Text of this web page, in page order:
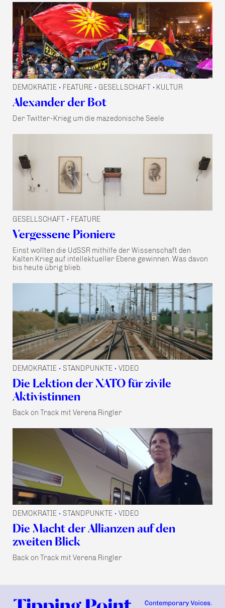
DEMOKRATIE • FEATURE • GESELLSCHAFT • KULTUR
Alexander der Bot
Der Twitter-Krieg um die mazedonische Seele
GESELLSCHAFT • FEATURE
Vergessene Pioniere
Einst wollten die UdSSR mithilfe der Wissenschaft den
Kalten Krieg auf intellektueller Ebene gewinnen. Was davon
bis heute übrig blieb.
DEMOKRATIE • STANDPUNKTE • VIDEO
Die Lektion der NATO für zivile
Aktivistinnen
Back on Track mit Verena Ringler
DEMOKRATIE • STANDPUNKTE • VIDEO
Die Macht der Allianzen auf den
zweiten Blick
Back on Track mit Verena Ringler